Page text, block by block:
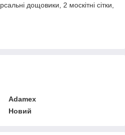
дощовики, 2 москітні сітки,
Adamex
Новий